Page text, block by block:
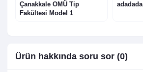
Çanakkale OMÜ Tip
Fakültesi Model 1
adadada
Ürün hakkında soru sor (0)